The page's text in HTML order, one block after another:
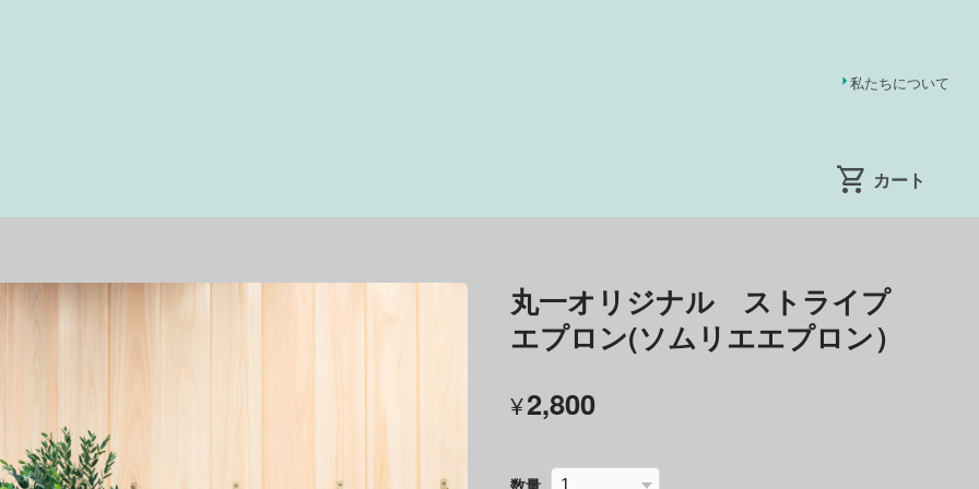
私たちについて
丸一オリジナル ストライプ
エプロン(ソムリエエプロン）
¥2,800
数量